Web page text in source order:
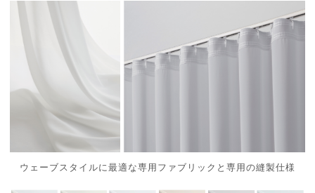
ウェーブスタイルに最適な専用ファブリックと専用の縫製仕様